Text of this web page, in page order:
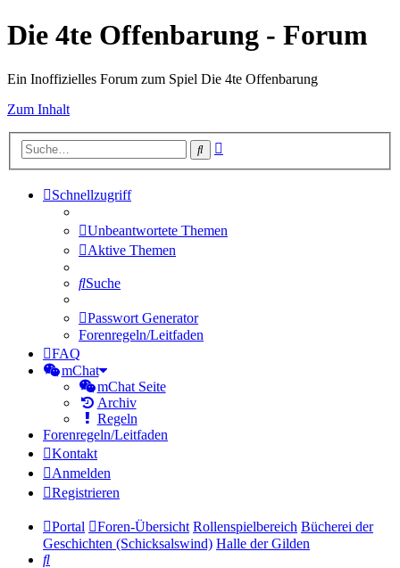
Die 4te Offenbarung - Forum
Ein Inoffizielles Forum zum Spiel Die 4te Offenbarung
Zum Inhalt
Suche
Schnellzugriff
Unbeantwortete Themen
Aktive Themen
Suche
Passwort Generator
Forenregeln/Leitfaden
FAQ
mChat
mChat Seite
Archiv
Regeln
Forenregeln/Leitfaden
Kontakt
Anmelden
Registrieren
Portal Foren-Übersicht Rollenspielbereich Bücherei der
Geschichten (Schicksalswind) Halle der Gilden
Suche